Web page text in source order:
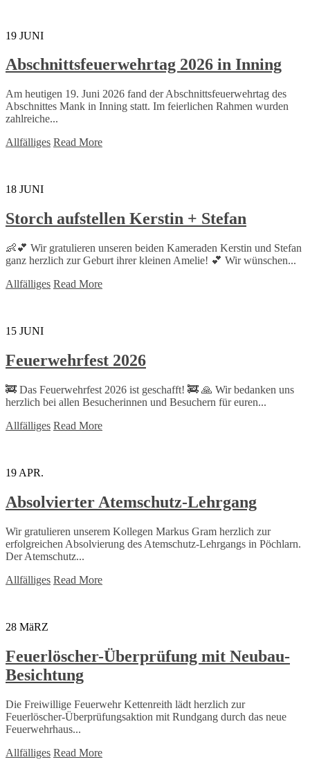
19 JUNI
Abschnittsfeuerwehrtag 2026 in Inning
Am heutigen 19. Juni 2026 fand der Abschnittsfeuerwehrtag des
Abschnittes Mank in Inning statt. Im feierlichen Rahmen wurden
zahlreiche...
Allfälliges Read More
18 JUNI
Storch aufstellen Kerstin + Stefan
👶💕 Wir gratulieren unseren beiden Kameraden Kerstin und Stefan
ganz herzlich zur Geburt ihrer kleinen Amelie! 💕 Wir wünschen...
Allfälliges Read More
15 JUNI
Feuerwehrfest 2026
🚒 Das Feuerwehrfest 2026 ist geschafft! 🚒 🙏 Wir bedanken uns
herzlich bei allen Besucherinnen und Besuchern für euren...
Allfälliges Read More
19 APR.
Absolvierter Atemschutz-Lehrgang
Wir gratulieren unserem Kollegen Markus Gram herzlich zur
erfolgreichen Absolvierung des Atemschutz-Lehrgangs in Pöchlarn.
Der Atemschutz...
Allfälliges Read More
28 MäRZ
Feuerlöscher-Überprüfung mit Neubau-
Besichtung
Die Freiwillige Feuerwehr Kettenreith lädt herzlich zur
Feuerlöscher-Überprüfungsaktion mit Rundgang durch das neue
Feuerwehrhaus...
Allfälliges Read More